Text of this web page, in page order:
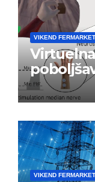
VIKEND FERMARKET
nakon
VIKEND FERMARKET